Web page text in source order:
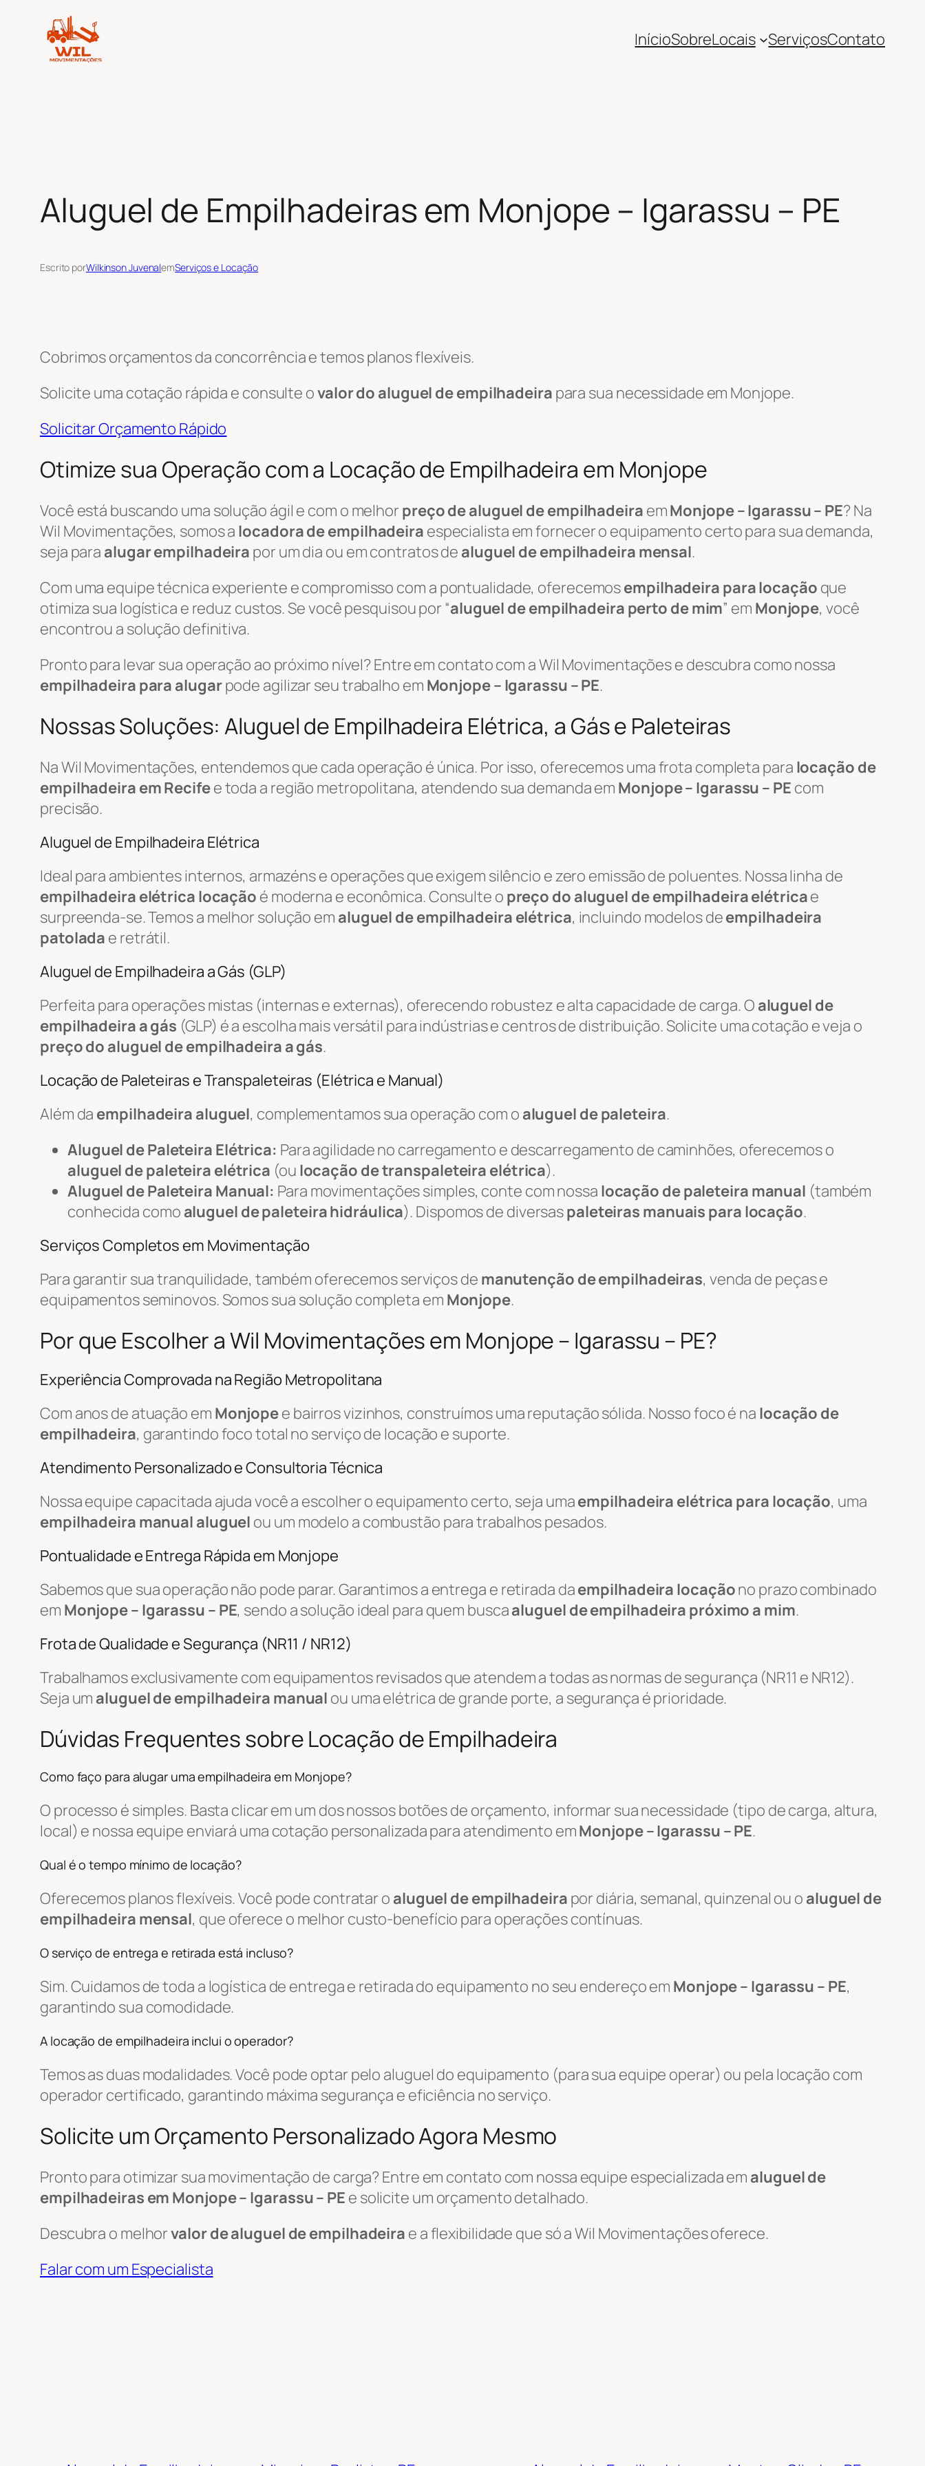
InícioSobreLocais ServiçosContato
Aluguel de Empilhadeiras em Monjope – Igarassu – PE
Escrito porWilkinson JuvenalemServiços e Locação
Cobrimos orçamentos da concorrência e temos planos flexíveis.
Solicite uma cotação rápida e consulte ovalor do aluguel de empilhadeira para sua necessidade em Monjope.
Solicitar Orçamento Rápido
Otimize sua Operação com a Locação de Empilhadeira em Monjope
Você está buscando uma solução ágil e com o melhor preço de aluguel de empilhadeira emMonjope – Igarassu – PE? Na
Wil Movimentações, somos a locadora de empilhadeira especialista em fornecer o equipamento certo para sua demanda,
seja para alugar empilhadeira por um dia ou em contratos de aluguel de empilhadeira mensal.
Com uma equipe técnica experiente e compromisso com a pontualidade, oferecemosempilhadeira para locação que
otimiza sua logística e reduz custos. Se você pesquisou por “aluguel de empilhadeira perto de mim” em Monjope, você
encontrou a solução definitiva.
Pronto para levar sua operação ao próximo nível? Entre em contato com a Wil Movimentações e descubra como nossa
empilhadeira para alugarpode agilizar seu trabalho em Monjope – Igarassu – PE.
Nossas Soluções: Aluguel de Empilhadeira Elétrica, a Gás e Paleteiras
Na Wil Movimentações, entendemos que cada operação é única. Por isso, oferecemos uma frota completa para locação de
empilhadeira em Recifee toda a região metropolitana, atendendo sua demanda em Monjope – Igarassu – PE com
precisão.
Aluguel de Empilhadeira Elétrica
Ideal para ambientes internos, armazéns e operações que exigem silêncio e zero emissão de poluentes. Nossa linha de
empilhadeira elétrica locação é moderna e econômica. Consulte o preço do aluguel de empilhadeira elétricae
surpreenda-se. Temos a melhor solução em aluguel de empilhadeira elétrica, incluindo modelos deempilhadeira
patolada e retrátil.
Aluguel de Empilhadeira a Gás (GLP)
Perfeita para operações mistas (internas e externas), oferecendo robustez e alta capacidade de carga. O aluguel de
empilhadeira a gás (GLP) é a escolha mais versátil para indústrias e centros de distribuição. Solicite uma cotação e veja o
preço do aluguel de empilhadeira a gás.
Locação de Paleteiras e Transpaleteiras (Elétrica e Manual)
Além da empilhadeira aluguel, complementamos sua operação com o aluguel de paleteira.
Aluguel de Paleteira Elétrica: Para agilidade no carregamento e descarregamento de caminhões, oferecemos o
aluguel de paleteira elétrica (ou locação de transpaleteira elétrica).
Aluguel de Paleteira Manual: Para movimentações simples, conte com nossa locação de paleteira manual (também
conhecida como aluguel de paleteira hidráulica). Dispomos de diversaspaleteiras manuais para locação.
Serviços Completos em Movimentação
Para garantir sua tranquilidade, também oferecemos serviços de manutenção de empilhadeiras, venda de peças e
equipamentos seminovos. Somos sua solução completa em Monjope.
Por que Escolher a Wil Movimentações em Monjope – Igarassu – PE?
Experiência Comprovada na Região Metropolitana
Com anos de atuação em Monjopee bairros vizinhos, construímos uma reputação sólida. Nosso foco é na locação de
empilhadeira, garantindo foco total no serviço de locação e suporte.
Atendimento Personalizado e Consultoria Técnica
Nossa equipe capacitada ajuda você a escolher o equipamento certo, seja umaempilhadeira elétrica para locação, uma
empilhadeira manual aluguel ou um modelo a combustão para trabalhos pesados.
Pontualidade e Entrega Rápida em Monjope
Sabemos que sua operação não pode parar. Garantimos a entrega e retirada daempilhadeira locaçãono prazo combinado
em Monjope – Igarassu – PE, sendo a solução ideal para quem buscaaluguel de empilhadeira próximo a mim.
Frota de Qualidade e Segurança (NR11 / NR12)
Trabalhamos exclusivamente com equipamentos revisados que atendem a todas as normas de segurança (NR11 e NR12).
Seja um aluguel de empilhadeira manual ou uma elétrica de grande porte, a segurança é prioridade.
Dúvidas Frequentes sobre Locação de Empilhadeira
Como faço para alugar uma empilhadeira em Monjope?
O processo é simples. Basta clicar em um dos nossos botões de orçamento, informar sua necessidade (tipo de carga, altura,
local) e nossa equipe enviará uma cotação personalizada para atendimento emMonjope – Igarassu – PE.
Qual é o tempo mínimo de locação?
Oferecemos planos flexíveis. Você pode contratar o aluguel de empilhadeira por diária, semanal, quinzenal ou o aluguel de
empilhadeira mensal, que oferece o melhor custo-benefício para operações contínuas.
O serviço de entrega e retirada está incluso?
Sim. Cuidamos de toda a logística de entrega e retirada do equipamento no seu endereço em Monjope – Igarassu – PE,
garantindo sua comodidade.
A locação de empilhadeira inclui o operador?
Temos as duas modalidades. Você pode optar pelo aluguel do equipamento (para sua equipe operar) ou pela locação com
operador certificado, garantindo máxima segurança e eficiência no serviço.
Solicite um Orçamento Personalizado Agora Mesmo
Pronto para otimizar sua movimentação de carga? Entre em contato com nossa equipe especializada em aluguel de
empilhadeiras em Monjope – Igarassu – PE e solicite um orçamento detalhado.
Descubra o melhorvalor de aluguel de empilhadeira e a flexibilidade que só a Wil Movimentações oferece.
Falar com um Especialista